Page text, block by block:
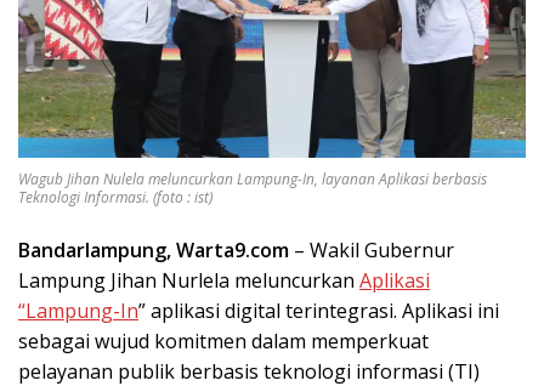
Wagub Jihan Nulela meluncurkan Lampung-In, layanan Aplikasi berbasis
Teknologi Informasi. (foto : ist)
Bandarlampung, Warta9.com – Wakil Gubernur
Lampung Jihan Nurlela meluncurkan Aplikasi
“Lampung-In” aplikasi digital terintegrasi. Aplikasi ini
sebagai wujud komitmen dalam memperkuat
pelayanan publik berbasis teknologi informasi (TI)